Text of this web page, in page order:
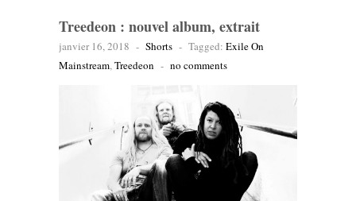
Treedeon : nouvel album, extrait
janvier 16, 2018 - Shorts - Tagged: Exile On
Mainstream,Treedeon - no comments